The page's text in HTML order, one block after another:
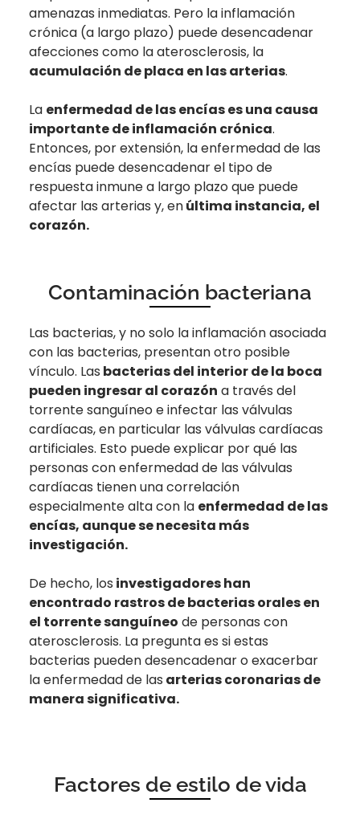
amenazas inmediatas. Pero la inflamación
crónica (a largo plazo) puede desencadenar
afecciones como la aterosclerosis, la
acumulación de placa en las arterias.
La enfermedad de las encías es una causa
importante de inflamación crónica.
Entonces, por extensión, la enfermedad de las
encías puede desencadenar el tipo de
respuesta inmune a largo plazo que puede
afectar las arterias y, enúltima instancia, el
corazón.
Contaminación bacteriana
Las bacterias, y no solo la inflamación asociada
con las bacterias, presentan otro posible
vínculo. Las bacterias del interior de la boca
pueden ingresar al corazón a través del
torrente sanguíneo e infectar las válvulas
cardíacas, en particular las válvulas cardíacas
artificiales. Esto puede explicar por qué las
personas con enfermedad de las válvulas
cardíacas tienen una correlación
especialmente alta con la enfermedad de las
encías, aunque se necesita más
investigación.
De hecho, los investigadores han
encontrado rastros de bacterias orales en
el torrente sanguíneo de personas con
aterosclerosis. La pregunta es si estas
bacterias pueden desencadenar o exacerbar
la enfermedad de las arterias coronarias de
manera significativa.
Factores de estilo de vida